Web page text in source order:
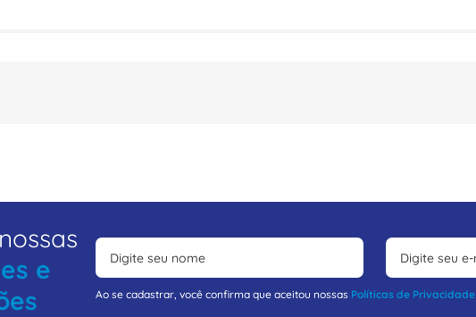
e
Ao se cadastrar, você confirma que aceitou nossas Políticas de Privacidade